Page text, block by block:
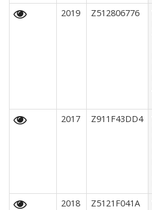
2019
Z512806776
2017
Z911F43DD4
2018
Z5121F041A